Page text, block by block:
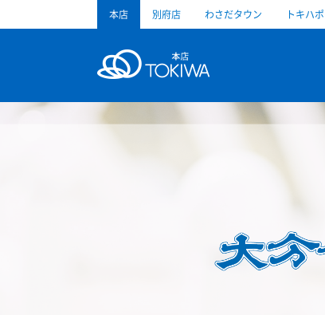
本店 別府店 わさだタウン トキハ